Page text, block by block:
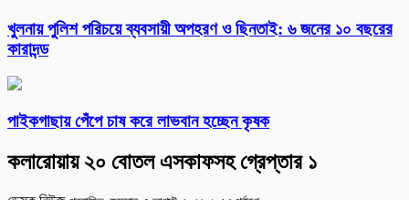
খুলনায় পুলিশ পরিচয়ে ব্যবসায়ী অপহরণ ও ছিনতাই: ৬ জনের ১০ বছরের
কারাদন্ড
পাইকগাছায় পেঁপে চাষ করে লাভবান হচ্ছেন কৃষক
কলারোয়ায় ২০ বোতল এসকাফসহ গ্রেপ্তার ১